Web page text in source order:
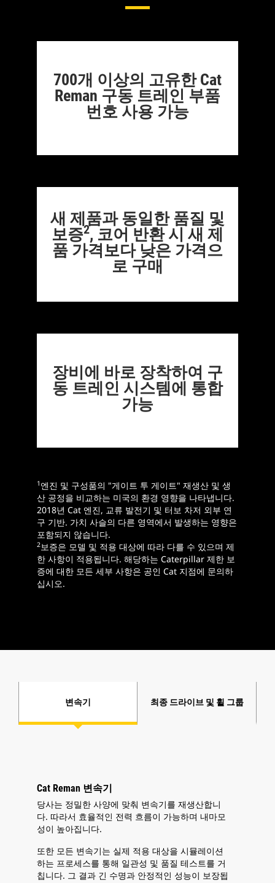
700개 이상의 고유한 Cat
Reman 구동 트레인 부품
번호 사용 가능
새 제품과 동일한 품질 및
보증2, 코어 반환 시 새 제
품 가격보다 낮은 가격으
로 구매
장비에 바로 장착하여 구
동 트레인 시스템에 통합
가능
1 엔진 및 구성품의 "게이트 투 게이트" 재생산 및 생
산 공정을 비교하는 미국의 환경 영향을 나타냅니다.
2018년 Cat 엔진, 교류 발전기 및 터보 차저 외부 연
구 기반. 가치 사슬의 다른 영역에서 발생하는 영향은
포함되지 않습니다.
2보증은 모델 및 적용 대상에 따라 다를 수 있으며 제
한 사항이 적용됩니다. 해당하는 Caterpillar 제한 보
증에 대한 모든 세부 사항은 공인 Cat 지점에 문의하
십시오.
변속기 최종 드라이브 및 휠 그룹
Cat Reman 변속기
당사는 정밀한 사양에 맞춰 변속기를 재생산합니
다. 따라서 효율적인 전력 흐름이 가능하며 내마모
성이 높아집니다.
또한 모든 변속기는 실제 적용 대상을 시뮬레이션
하는 프로세스를 통해 일관성 및 품질 테스트를 거
칩니다. 그 결과 긴 수명과 안정적인 성능이 보장됩